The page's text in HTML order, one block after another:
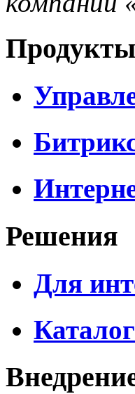
Продукты
Решения
Для